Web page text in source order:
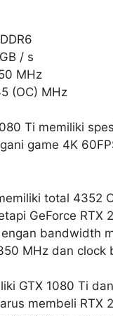
/ s
MHz
(OC) MHz
Ti memiliki
game 4K
total 4352
GeForce
bandwidth
MHz dan clock
GTX 1080 Ti
membeli RTX